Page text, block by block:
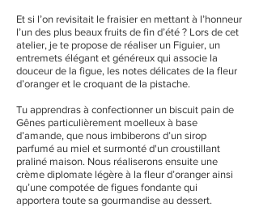
Et si l’on revisitait le fraisier en mettant à l’honneur
l’un des plus beaux fruits de fin d’été ? Lors de cet
atelier, je te propose de réaliser un Figuier, un
entremets élégant et généreux qui associe la
douceur de la figue, les notes délicates de la fleur
d’oranger et le croquant de la pistache.
Tu apprendras à confectionner un biscuit pain de
Gênes particulièrement moelleux à base
d’amande, que nous imbiberons d’un sirop
parfumé au miel et surmonté d'un croustillant
praliné maison. Nous réaliserons ensuite une
crème diplomate légère à la fleur d’oranger ainsi
qu’une compotée de figues fondante qui
apportera toute sa gourmandise au dessert.